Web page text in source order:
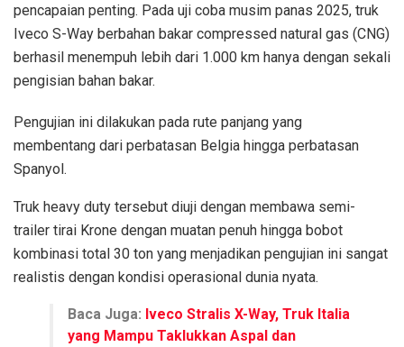
pencapaian penting. Pada uji coba musim panas 2025, truk
Iveco S-Way berbahan bakar compressed natural gas (CNG)
berhasil menempuh lebih dari 1.000 km hanya dengan sekali
pengisian bahan bakar.
Pengujian ini dilakukan pada rute panjang yang
membentang dari perbatasan Belgia hingga perbatasan
Spanyol.
Truk heavy duty tersebut diuji dengan membawa semi-
trailer tirai Krone dengan muatan penuh hingga bobot
kombinasi total 30 ton yang menjadikan pengujian ini sangat
realistis dengan kondisi operasional dunia nyata.
Baca Juga: Iveco Stralis X-Way, Truk Italia
yang Mampu Taklukkan Aspal dan